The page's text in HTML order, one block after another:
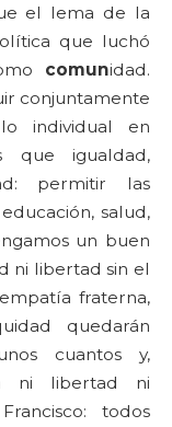
el lema de la
que luchó
comunidad.
conjuntamente
individual en
que igualdad,
permitir las
salud,
un buen
ni libertad sin el
fraterna,
quedarán
cuantos y,
ni libertad ni
todos